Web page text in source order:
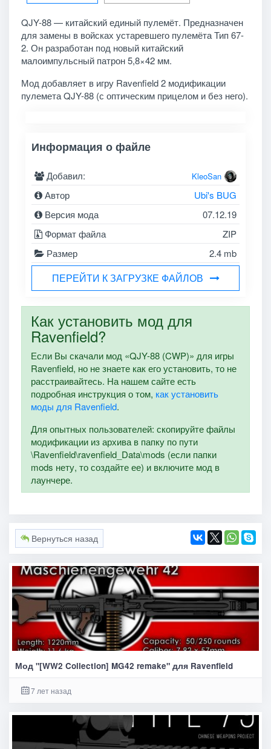
QJY-88 — китайский единый пулемёт. Предназначен
для замены в войсках устаревшего пулемёта Тип 67-
2. Он разработан под новый китайский
малоимпульсный патрон 5,8×42 мм.
Мод добавляет в игру Ravenfield 2 модификации
пулемета QJY-88 (с оптическим прицелом и без него).
Информация о файле
Добавил: KleoSan
Автор
Ubi's BUG
Версия мода
07.12.19
Формат файла
ZIP
Размер
2.4 mb
ПЕРЕЙТИ К ЗАГРУЗКЕ ФАЙЛОВ
Как установить мод для
Ravenfield?
Если Вы скачали мод «QJY-88 (CWP)» для игры
Ravenfield, но не знаете как его установить, то не
расстраивайтесь. На нашем сайте есть
подробная инструкция о том, как установить
моды для Ravenfield.
Для опытных пользователей: скопируйте файлы
модификации из архива в папку по пути
\Ravenfield\ravenfield_Data\mods (если папки
mods нету, то создайте ее) и включите мод в
лаунчере.
Вернуться назад
Мод "[WW2 Collection] MG42 remake" для Ravenfield
7 лет назад